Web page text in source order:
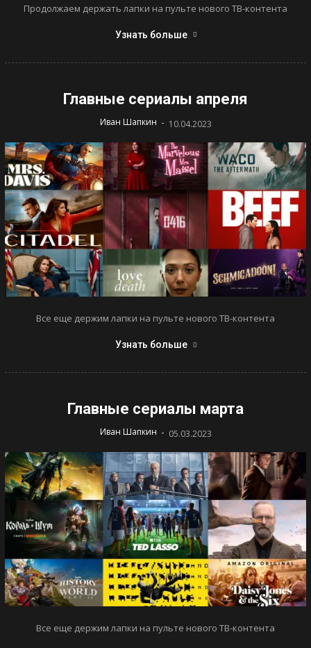
Продолжаем держать лапки на пульте нового ТВ-контента
Узнать больше
Главные сериалы апреля
Иван Шапкин - 10.04.2023
Все еще держим лапки на пульте нового ТВ-контента
Узнать больше
Главные сериалы марта
Иван Шапкин - 05.03.2023
Все еще держим лапки на пульте нового ТВ-контента